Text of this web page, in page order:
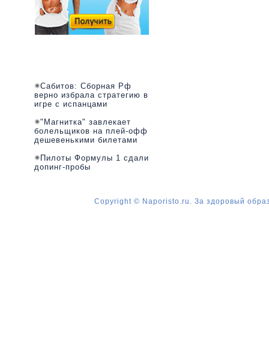
Сабитов: Сборная Рф
верно избрала стратегию в
игре с испанцами
"Магнитка" завлекает
болельщиков на плей-офф
дешевенькими билетами
Пилоты Формулы 1 сдали
допинг-пробы
Copyright © Naporisto.ru. За здоровый